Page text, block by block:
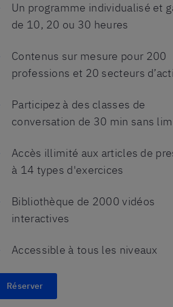
Un programme individualisé et
de 10, 20 ou 30 heures
Contenus sur mesure pour 200
professions et 20 secteurs
Participez à des classes de
conversation de 30 min sans
Accès illimité aux articles de
à 14 types d'exercices
Bibliothèque de 2000 vidéos
interactives
Accessible à tous les niveaux
Réserver